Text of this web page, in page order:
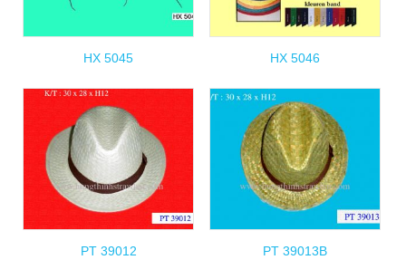
HX 5045 HX 5046
PT 39012 PT 39013B